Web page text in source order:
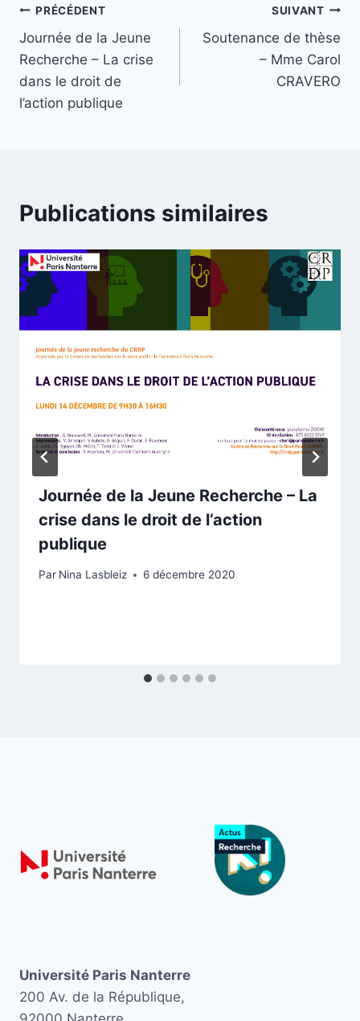
Navigation
de
l’article
PRÉCÉDENT
Journée de la Jeune
Recherche – La crise
dans le droit de
l’action publique
SUIVANT
Soutenance de thèse
– Mme Carol
CRAVERO
Publications similaires
Journée de la Jeune Recherche – La
crise dans le droit de l’action
publique
Par Nina Lasbleiz 6 décembre 2020
Université Paris Nanterre
200 Av. de la République,